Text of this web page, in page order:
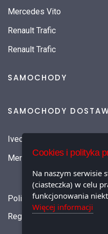
Mercedes Vito
Renault Trafic
Renault Trafic
SAMOCHODY
SAMOCHODY
Iveco Daily
Mercedes-Benz SPRINTER
Polityka prywatności
Regulamin najmu
Cookies i polityka
Na naszym serwisie
(ciasteczka) w celu
funkcjonowania
Więcej informacji